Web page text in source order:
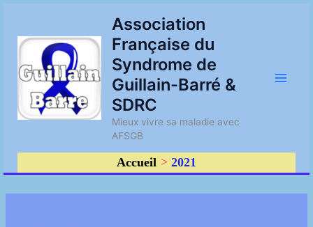
contenu
Association
Française du
Syndrome de
Guillain-Barré &
SDRC
Mieux vivre sa maladie avec
AFSGB
Accueil 2021